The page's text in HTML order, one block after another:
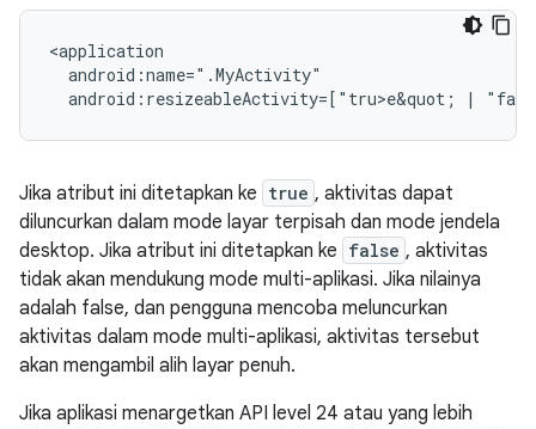
android:resizeableActivity=["tru>e&quot; |
Jika atribut ini ditetapkan ke true , aktivitas dapat
diluncurkan dalam mode layar terpisah dan mode jendela
desktop. Jika atribut ini ditetapkan ke false , aktivitas
tidak akan mendukung mode multi-aplikasi. Jika nilainya
adalah false, dan pengguna mencoba meluncurkan
aktivitas dalam mode multi-aplikasi, aktivitas tersebut
akan mengambil alih layar penuh.
Jika aplikasi menargetkan API level 24 atau yang lebih